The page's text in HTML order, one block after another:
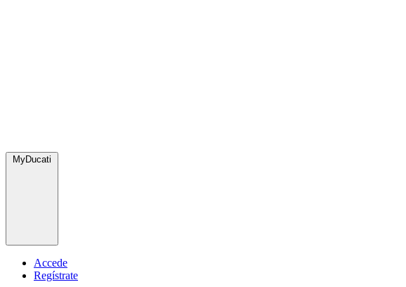
MyDucati
Accede
Regístrate